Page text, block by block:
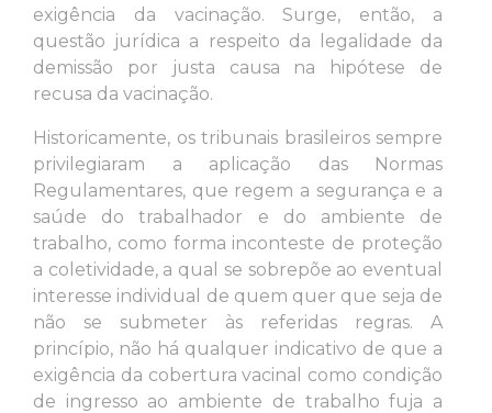
exigência da vacinação. Surge, então, a
questão jurídica a respeito da legalidade da
demissão por justa causa na hipótese de
recusa da vacinação.
Historicamente, os tribunais brasileiros sempre
privilegiaram a aplicação das Normas
Regulamentares, que regem a segurança e a
saúde do trabalhador e do ambiente de
trabalho, como forma inconteste de proteção
a coletividade, a qual se sobrepõe ao eventual
interesse individual de quem quer que seja de
não se submeter às referidas regras. A
princípio, não há qualquer indicativo de que a
exigência da cobertura vacinal como condição
de ingresso ao ambiente de trabalho fuja a